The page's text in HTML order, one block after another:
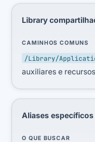
Library
CAMINHOS COMUNS
/Library/
auxiliares e
Aliases
O QUE BUSCAR